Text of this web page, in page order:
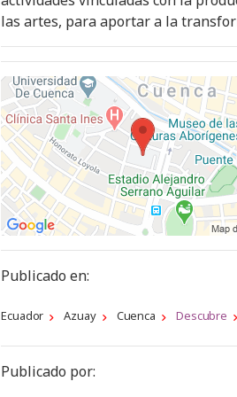
las artes, para aportar a la
Publicado en:
Ecuador Azuay Cuenca Descubre
Publicado por: